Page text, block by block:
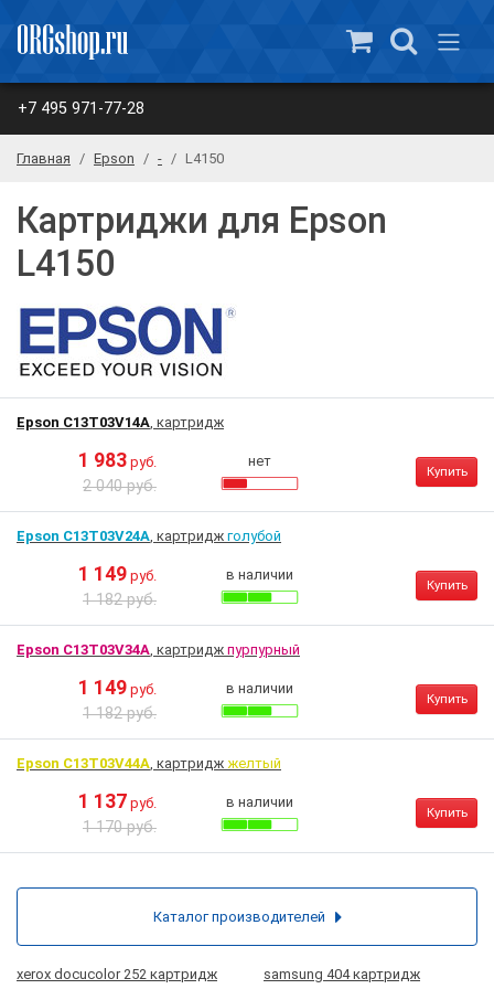
+7 495 971-77-28
Главная Epson - L4150
Картриджи для Epson
L4150
Epson C13T03V14A, картридж
1 983 руб.
2 040 руб.
нет
Купить
Epson C13T03V24A, картридж голубой
1 149 руб.
1 182 руб.
в наличии
Купить
Epson C13T03V34A, картридж пурпурный
1 149 руб.
1 182 руб.
в наличии
Купить
Epson C13T03V44A, картридж желтый
1 137 руб.
1 170 руб.
в наличии
Купить
xerox docucolor 252 картридж
samsung 404 картридж